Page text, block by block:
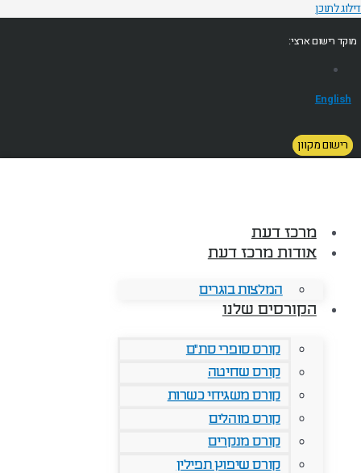
דילוג לתוכן
מוקד רישום ארצי:
English
רישום מקוון
מרכז דעת
אודות מרכז דעת
המלצות בוגרים
הקורסים שלנו
קורס סופרי סת"ם
קורס שחיטה
קורס משגיחי כשרות
קורס מוהלים
קורס מנקרים
קורס שיפוץ תפילין